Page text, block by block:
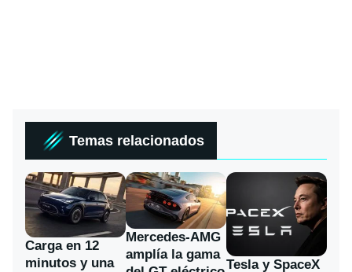
Temas relacionados
Carga en 12
minutos y una
Mercedes-AMG
amplía la gama
Tesla y SpaceX